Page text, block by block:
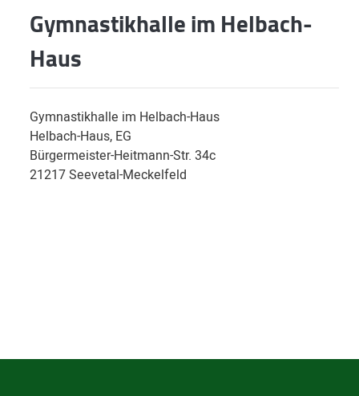
Gymnastikhalle im Helbach-
Haus
Gymnastikhalle im Helbach-Haus
Helbach-Haus, EG
Bürgermeister-Heitmann-Str. 34c
21217 Seevetal-Meckelfeld